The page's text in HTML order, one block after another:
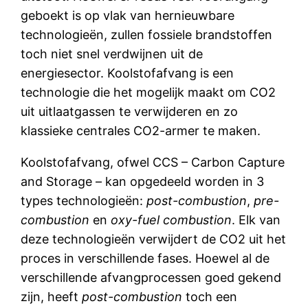
geboekt is op vlak van hernieuwbare
technologieën, zullen fossiele brandstoffen
toch niet snel verdwijnen uit de
energiesector. Koolstofafvang is een
technologie die het mogelijk maakt om CO2
uit uitlaatgassen te verwijderen en zo
klassieke centrales CO2-armer te maken.
Koolstofafvang, ofwel CCS – Carbon Capture
and Storage – kan opgedeeld worden in 3
types technologieën:post-combustion,pre-
combustion en oxy-fuel combustion. Elk van
deze technologieën verwijdert de CO2 uit het
proces in verschillende fases. Hoewel al de
verschillende afvangprocessen goed gekend
zijn, heeftpost-combustion toch een